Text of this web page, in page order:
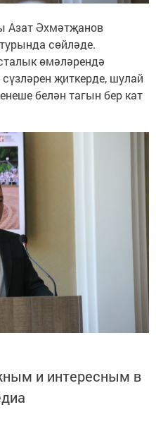
Азат Әхмәтҗанов
сөйләде.
өмәләрендә
җиткерде, шулай
белән тагын бер кат
и интересным в